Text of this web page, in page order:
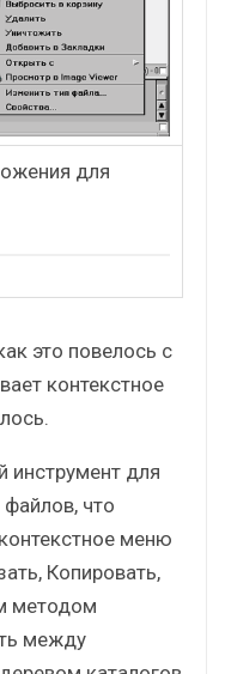
для
это повелось с
контекстное
инструмент для
что
меню
Копировать,
методом
между